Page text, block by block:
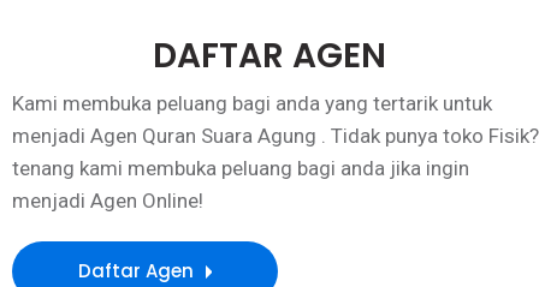
DAFTAR AGEN
Kami membuka peluang bagi anda yang tertarik untuk
menjadi Agen Quran Suara Agung . Tidak punya toko Fisik?
tenang kami membuka peluang bagi anda jika ingin
menjadi Agen Online!
Daftar Agen